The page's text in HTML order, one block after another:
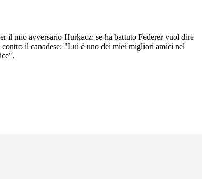
il mio avversario Hurkacz: se ha battuto Federer vuol dire
il canadese: "Lui è uno dei miei migliori amici nel